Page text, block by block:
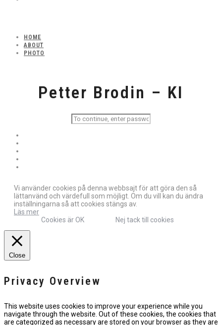
HOME
ABOUT
PHOTO
Petter Brodin – KI
Vi använder cookies på denna webbsajt för att göra den så
lättanvänd och värdefull som möjligt. Om du vill kan du ändra
inställningarna så att cookies stängs av.
Läs mer
Cookies är OK
Nej tack till cookies
Close
Privacy Overview
This website uses cookies to improve your experience while you
navigate through the website. Out of these cookies, the cookies that
are categorized as necessary are stored on your browser as they are